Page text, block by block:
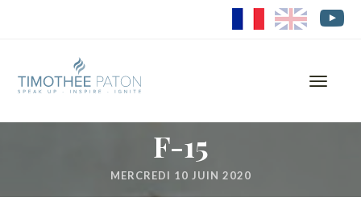
EN
Toggle
F-15
MERCREDI 10 JUIN 2020